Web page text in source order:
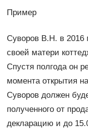
Пример
Суворов В.Н. в 2016
своей матери
Спустя полгода он
момента открытия
Суворов должен
полученного от
декларацию и до